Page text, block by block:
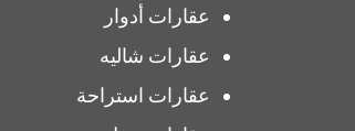
عقارات أدوار
عقارات شاليه
عقارات استراحة